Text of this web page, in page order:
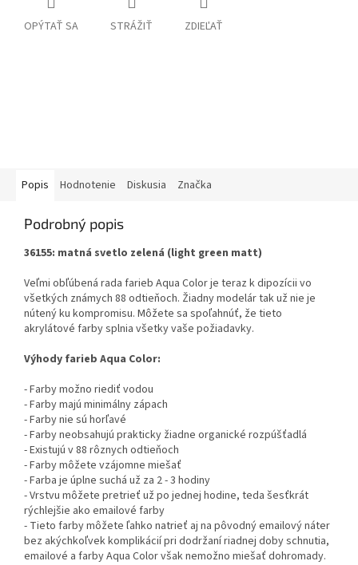
OPÝTAŤ SA STRÁŽIŤ ZDIEĽAŤ
Popis Hodnotenie Diskusia Značka
Podrobný popis
36155: matná svetlo zelená (light green matt)
Veľmi obľúbená rada farieb Aqua Color je teraz k dipozícii vo
všetkých známych 88 odtieňoch. Žiadny modelár tak už nie je
nútený ku kompromisu. Môžete sa spoľahnúť, že tieto
akrylátové farby splnia všetky vaše požiadavky.
Výhody farieb Aqua Color:
- Farby možno riediť vodou
- Farby majú minimálny zápach
- Farby nie sú horľavé
- Farby neobsahujú prakticky žiadne organické rozpúšťadlá
- Existujú v 88 rôznych odtieňoch
- Farby môžete vzájomne miešať
- Farba je úplne suchá už za 2 - 3 hodiny
- Vrstvu môžete pretrieť už po jednej hodine, teda šesťkrát
rýchlejšie ako emailové farby
- Tieto farby môžete ľahko natrieť aj na pôvodný emailový náter
bez akýchkoľvek komplikácií pri dodržaní riadnej doby schnutia,
emailové a farby Aqua Color však nemožno miešať dohromady.